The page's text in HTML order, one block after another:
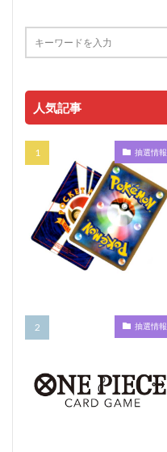
人気記事
抽選情報
抽選情報